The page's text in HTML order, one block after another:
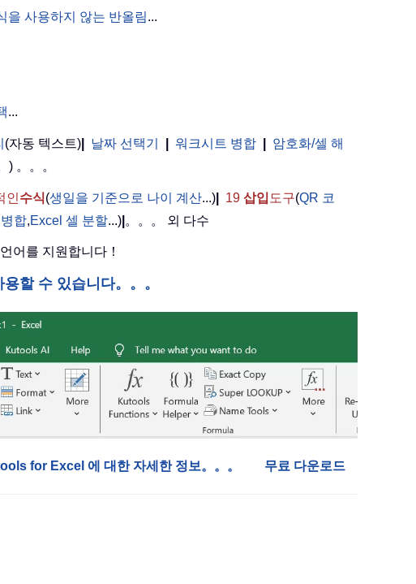
을 사용하지 않는 반올림...
...
(자동 텍스트) 날짜 선택기 워크시트 병합
암호화/셀 해
。。。
인수식(생일을 기준으로 나이 계산...) 19 삽입 도구(QR 코
합,Excel 셀 분할...) 。。。 외 다수
어를 지원합니다！
할 수 있습니다。。。
for Excel 에 대한 자세한 정보。。。 무료 다운로드